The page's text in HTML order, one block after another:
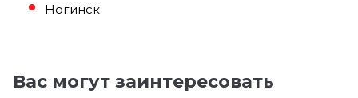
Ногинск
Вас могут заинтересовать